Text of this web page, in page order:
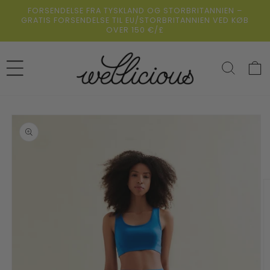
direkte til
indholdet
FORSENDELSE FRA TYSKLAND OG STORBRITANNIEN –
GRATIS FORSENDELSE TIL EU/STORBRITANNIEN VED KØB
OVER 150 €/£